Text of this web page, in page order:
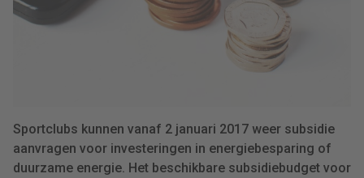
Sportclubs kunnen vanaf 2 januari 2017 weer subsidie
aanvragen voor investeringen in energiebesparing of
duurzame energie. Het beschikbare subsidiebudget voor